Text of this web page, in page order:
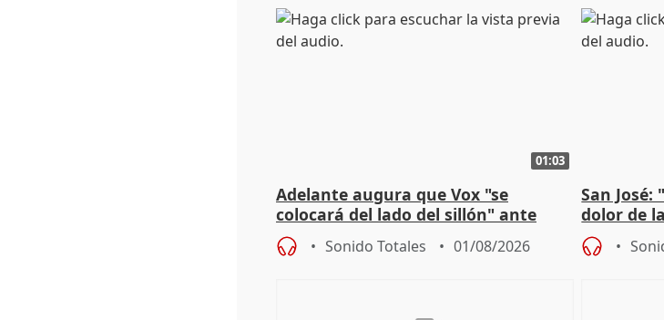
01:03
Adelante augura que Vox "se
colocará del lado del sillón" ante
iniciativas de la oposición
Sonido Totales 01/08/2026
San
dolor de